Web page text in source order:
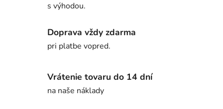
s výhodou.
Doprava vždy zdarma
pri platbe vopred.
Vrátenie tovaru do 14 dní
na naše náklady